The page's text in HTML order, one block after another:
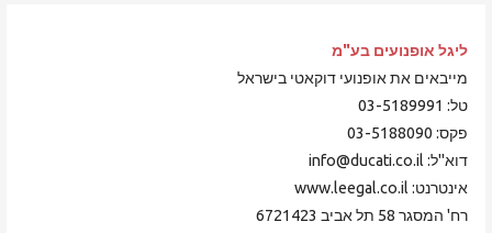
ליגל אופנועים בע"מ
מייבאים את אופנועי דוקאטי בישראל
טל: 03-5189991
פקס: 03-5188090
דוא"ל: info@ducati.co.il
אינטרנט: www.leegal.co.il
רח' המסגר 58 תל אביב 6721423